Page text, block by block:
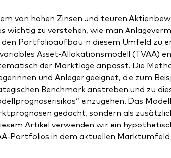
von hohen Zinsen und teuren
wichtig zu verstehen, wie man
den Portfolioaufbau in diesem Umfeld zu
Asset-Allokationsmodell (TVAA)
der Marktlage anpasst. Die
und Anleger geeignet, die zum
Benchmark anstreben und zu
einzugehen. Das
gedacht, sondern als
Artikel verwenden wir ein
Portfolios in dem aktuellen Marktumfeld